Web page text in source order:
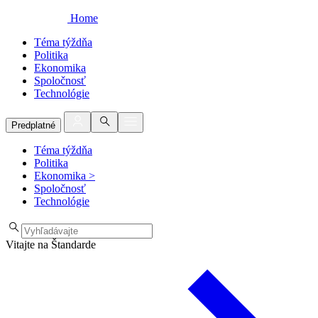
Home
Téma týždňa
Politika
Ekonomika
Spoločnosť
Technológie
Predplatné
Téma týždňa
Politika
Ekonomika >
Spoločnosť
Technológie
Vitajte na Štandarde